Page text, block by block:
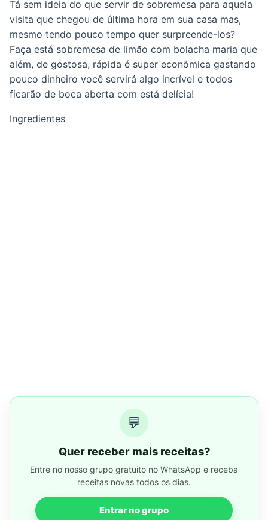
Tá sem ideia do que servir de sobremesa para aquela
visita que chegou de última hora em sua casa mas,
mesmo tendo pouco tempo quer surpreende-los?
Faça está sobremesa de limão com bolacha maria que
além, de gostosa, rápida é super econômica gastando
pouco dinheiro você servirá algo incrível e todos
ficarão de boca aberta com está delícia!
Ingredientes
💬
Quer receber mais receitas?
Entre no nosso grupo gratuito no WhatsApp e receba
receitas novas todos os dias.
Entrar no grupo